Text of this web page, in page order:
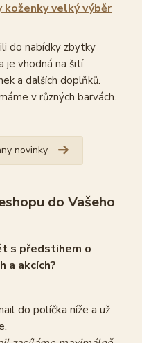
koženky velký výběr
do nabídky zbytky
je vhodná na šití
a dalších doplňků.
v různých barvách.
novinky
do Vašeho
s předstihem o
a akcích?
do políčka níže a už